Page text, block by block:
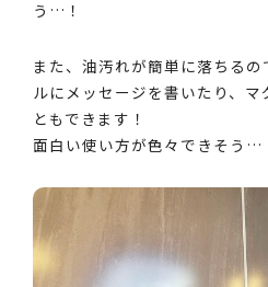
う…！
また、油汚れが簡単に落ちる
ルにメッセージを書いたり、マ
ともできます！
面白い使い方が色々できそう…